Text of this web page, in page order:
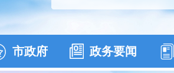
市政府 政务要闻